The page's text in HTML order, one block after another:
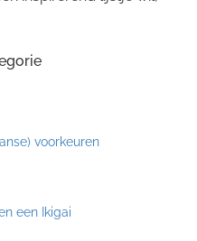
voorkeuren
een Ikigai